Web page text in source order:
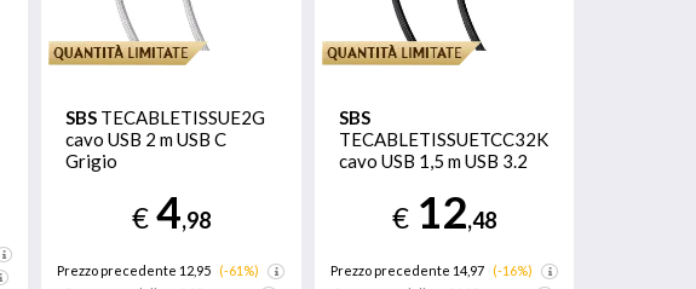
SBS TECABLETISSUE2G
cavo USB 2 m USB C
Grigio
€ 4,98
Prezzo precedente 12,95
(-61%)
SBS
TECABLETISSUETCC32K
cavo USB 1,5 m USB 3.2
€ 12,48
Prezzo precedente 14,97
(-16%)